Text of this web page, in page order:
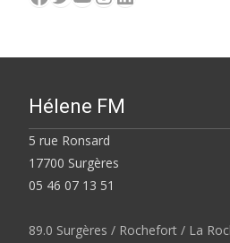
Hélene FM
5 rue Ronsard
17700 Surgères
05 46 07 13 51
89.0 Surgères / Rochefort / La